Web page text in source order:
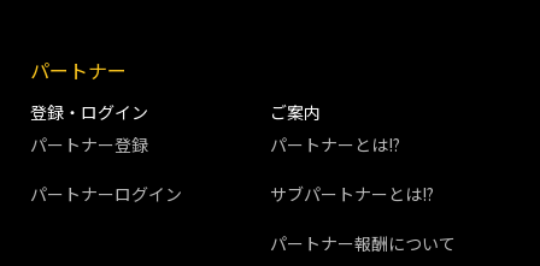
パートナー
登録・ログイン
パートナー登録
パートナーログイン
ご案内
パートナーとは!?
サブパートナーとは!?
パートナー報酬について